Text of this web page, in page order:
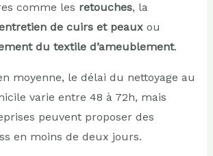
comme les retouches, la
de cuirs et peauxou
du textile d’ameublement.
moyenne, le délai du nettoyage au
varie entre 48 à 72h, mais
peuvent proposer des
en moins de deux jours.